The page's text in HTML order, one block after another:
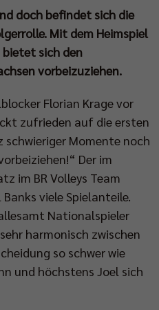
doch befindet sich die
Mit dem Heimspiel
sich den
vorbeizuziehen.
Florian Krage vor
zufrieden auf die ersten
schwieriger Momente noch
Der im
im BR Volleys Team
viele Spielanteile.
Nationalspieler
harmonisch zwischen
so schwer wie
und höchstens Joel sich